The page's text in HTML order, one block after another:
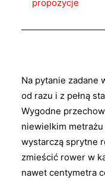
propozycje
Na pytanie zadane
od razu i z pełną
Wygodne
niewielkim
wystarczą sprytne
zmieścić rower w
nawet centymetra